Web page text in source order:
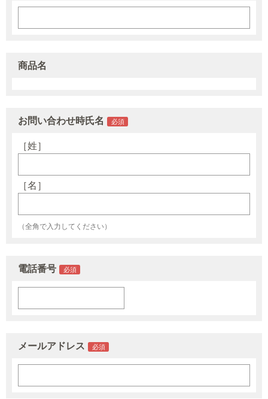
商品名
お問い合わせ時氏名
［姓］
［名］
（全角で入力してください）
電話番号
メールアドレス